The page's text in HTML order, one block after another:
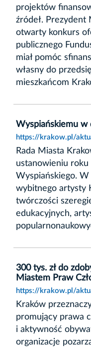
projektów
źródeł. Prezydent
otwarty konkurs
publicznego
miał pomóc
własny do
mieszkańcom
Wyspiańskiemu w
https://krakow.pl/
Rada Miasta
ustanowieniu roku
Wyspiańskiego.
wybitnego artysty
twórczości
edukacyjnych,
300 tys. zł do
Miastem Praw
https://krakow.pl/
Kraków
promujący prawa
i aktywność
organizacje